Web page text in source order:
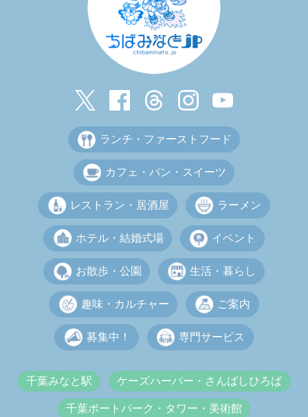
ランチ・ファーストフード
カフェ・パン・スイーツ
レストラン・居酒屋 ラーメン
ホテル・結婚式場 イベント
お散歩・公園 生活・暮らし
趣味・カルチャー ご案内
募集中！ 専門サービス
千葉みなと駅 ケーズハーバー・さんばしひろば
千葉ポートパーク・タワー・美術館